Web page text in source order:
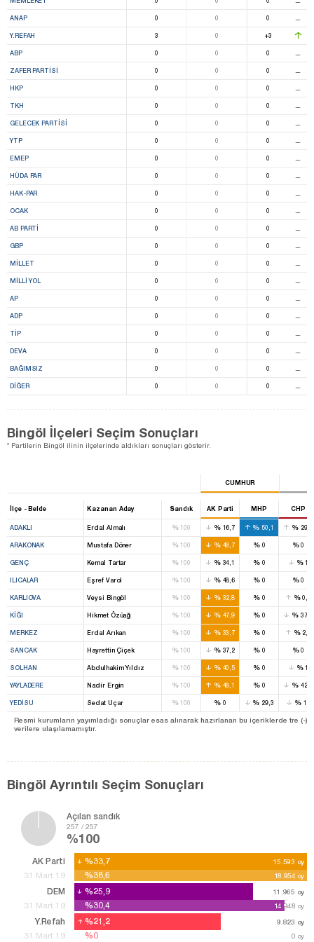
ANAP 0 0 0
Y.REFAH 3 0 +3
ABP 0 0 0
ZAFER PARTISI 0 0 0
HKP 0 0 0
TKH 0 0 0
GELECEK PARTISI 0 0 0
YTP 0 0 0
EMEP 0 0 0
HÜDA PAR 0 0 0
HAK-PAR 0 0 0
OCAK 0 0 0
AB PARTI 0 0 0
GBP 0 0 0
MİLLET 0 0 0
MILLI YOL 0 0 0
AP 0 0 0
ADP 0 0 0
TİP 0 0 0
DEVA 0 0 0
BAĞIMSIZ 0 0 0
DIĞER 0 0 0
Bingöl İlçeleri Seçim Sonuçları
* Partilerin Bingöl ilinin ilçelerinde aldıkları sonuçları gösterir.
CUMHUR
İlçe - Belde Kazanan Aday Sandık AK Parti MHP CHP
ADAKLI Erdal Almalı %100 %16,7 % 50,1 % 29,3
ARAKONAK Mustafa Döner %100 %48,7 %0 %0
GENÇ Kemal Tartar %100 %34,1 %0 %1
ILICALAR Eşref Varol %100 %48,6 %0 %0
KARLIOVA Veysi Bingöl %100 %32,8 %0 %0,5
KIĞI Hikmet Özüağ %100 %47,9 %0 % 37,3
MERKEZ Erdal Arıkan %100 %33,7 %0 %2,3
SANCAK Hayrettin Çiçek %100 %37,2 %0 %0
SOLHAN Abdulhakim Yıldız %100 %40,5 %0 %1
YAYLADERE Nadir Ergin %100 %48,1 %0 % 42,2
YEDISU Sedat Uçar %100 % 0 % 29,3 %11
Resmi kurumların yayımladığı sonuçlar esas alınarak hazırlanan bu içeriklerde tre
verilere ulaşılamamıştır.
Bingöl Ayrıntılı Seçim Sonuçları
Açılan sandık
257 / 257
%100
AK Parti
DEM
Y.Refah
%33,7 15.593 oy
%25,9 11.965 oy
%21,2 9.823 oy
%33,7 15.593 oy
%25,9 11.965 oy
%21,2 9.823 oy
31 Mart 19
31 Mart 19
31 Mart 19
%38,6 18.954 oy
%30,4 14.948 oy
%0 0 oy
%38,6 18.954 oy
%30,4 14.948 oy
%0